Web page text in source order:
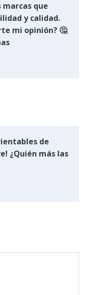
que
y calidad.
mi opinión? 🤔
de
¿Quién más las